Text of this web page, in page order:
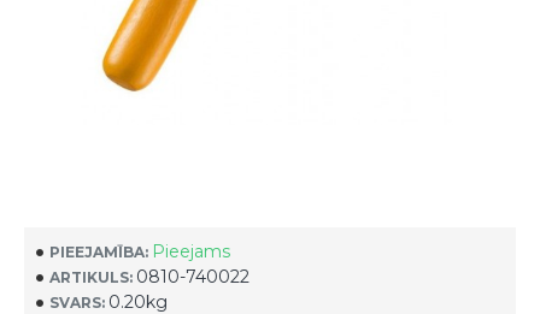
PIEEJAMĪBA: Pieejams
ARTIKULS: 0810-740022
SVARS: 0.20kg